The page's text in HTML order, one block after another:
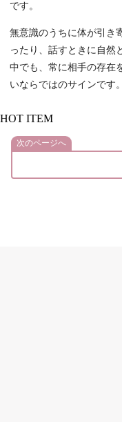
です。
無意識のうちに体が引き
ったり、話すときに自然
中でも、常に相手の存在
いならではのサインです。
HOT ITEM
次のページへ